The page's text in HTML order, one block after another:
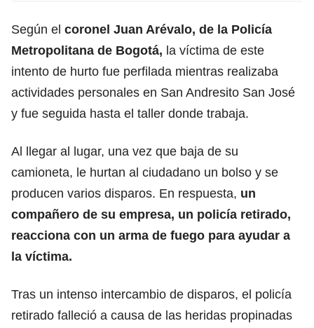
Según el coronel Juan Arévalo, de la Policía
Metropolitana de Bogotá, la víctima de este
intento de hurto fue perfilada mientras realizaba
actividades personales en San Andresito San José
y fue seguida hasta el taller donde trabaja.
Al llegar al lugar, una vez que baja de su
camioneta, le hurtan al ciudadano un bolso y se
producen varios disparos. En respuesta, un
compañero de su empresa, un policía retirado,
reacciona con un arma de fuego para ayudar a
la víctima.
Tras un intenso intercambio de disparos, el policía
retirado falleció a causa de las heridas propinadas